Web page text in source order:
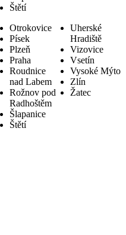
Štětí
Otrokovice
Písek
Plzeň
Praha
Roudnice
nad Labem
Rožnov pod
Radhoštěm
Šlapanice
Štětí
Uherské
Hradiště
Vizovice
Vsetín
Vysoké Mýto
Zlín
Žatec